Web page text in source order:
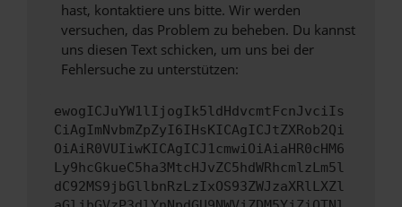
hast, kontaktiere uns bitte. Wir werden
versuchen, das Problem zu beheben. Du kannst
uns diesen Text schicken, um uns bei der
Fehlersuche zu unterstützen:
ewogICJuYW1lIjogIk5ldHdvcmtFcnJvciIs
CiAgImNvbmZpZyI6IHsKICAgICJtZXRob2Qi
OiAiR0VUIiwKICAgICJ1cmwiOiAiaHR0cHM6
Ly9hcGkueC5ha3MtcHJvZC5hdWRhcmlzLm5l
dC92MS9jbGllbnRzLzIxOS93ZWJzaXRlLXZl